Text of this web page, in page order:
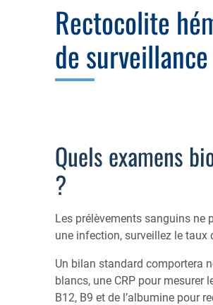
Rectocolite
de surveillance
Quels examens
?
Les prélèvements sanguins ne
une infection, surveillez le taux
Un bilan standard comportera
blancs, une CRP pour mesurer
B12, B9 et de l’albumine pour